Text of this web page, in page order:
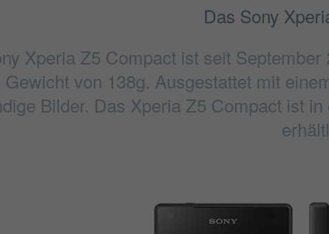
Das Sony
Xperia Z5 Compact ist seit
Gewicht von 138g. Ausgestattet mit
Bilder. Das Xperia Z5 Compact ist